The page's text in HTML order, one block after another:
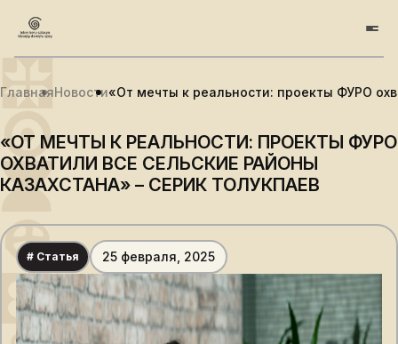
ГлавнаяНовости«От мечты к реальности: проекты ФУРО
«ОТ МЕЧТЫ К РЕАЛЬНОСТИ: ПРОЕКТЫ ФУРО
ОХВАТИЛИ ВСЕ СЕЛЬСКИЕ РАЙОНЫ
КАЗАХСТАНА» – СЕРИК ТОЛУКПАЕВ
# Статья 25 февраля, 2025